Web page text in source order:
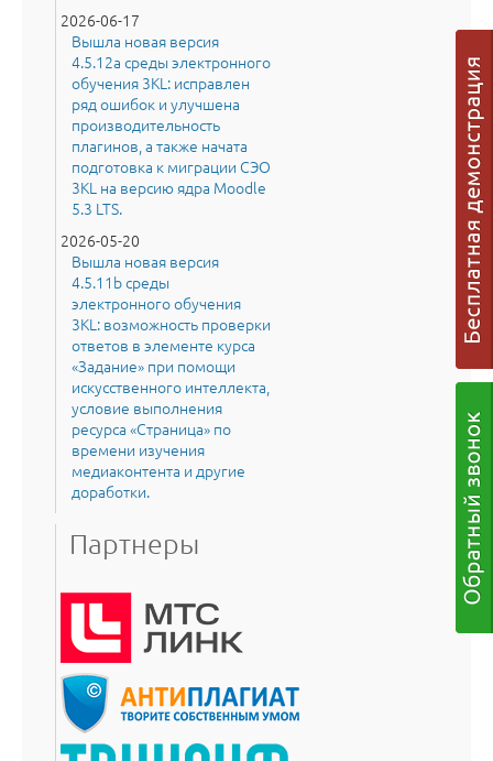
2026-06-17
Вышла новая версия
4.5.12a среды электронного
обучения 3KL: исправлен
ряд ошибок и улучшена
производительность
плагинов, а также начата
подготовка к миграции СЭО
3KL на версию ядра Moodle
5.3 LTS.
2026-05-20
Вышла новая версия
4.5.11b среды
электронного обучения
3KL: возможность проверки
ответов в элементе курса
«Задание» при помощи
искусственного интеллекта,
условие выполнения
ресурса «Страница» по
времени изучения
медиаконтента и другие
доработки.
Партнеры